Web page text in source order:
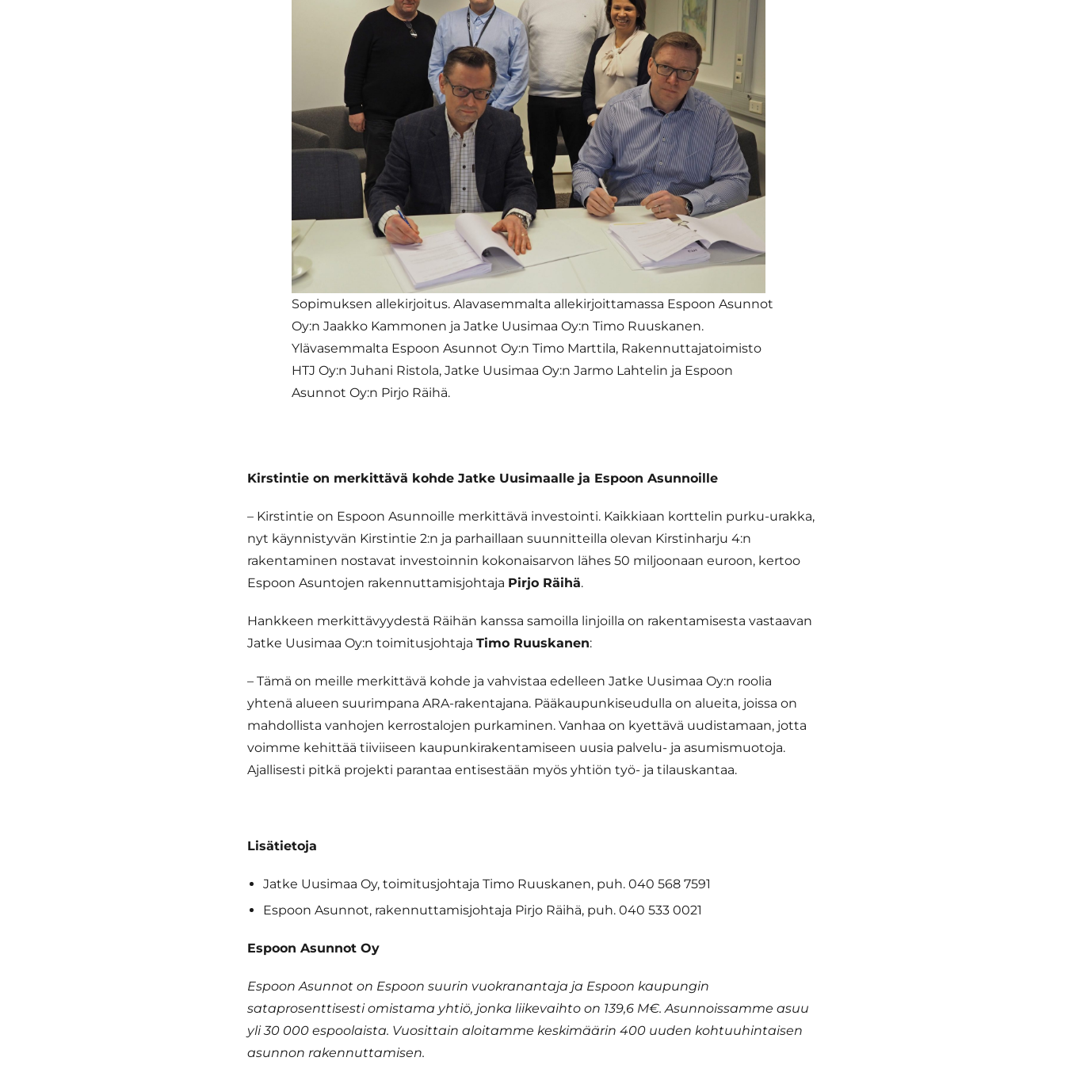
Sopimuksen allekirjoitus. Alavasemmalta allekirjoittamassa Espoon Asunnot
Oy:n Jaakko Kammonen ja Jatke Uusimaa Oy:n Timo Ruuskanen.
Ylävasemmalta Espoon Asunnot Oy:n Timo Marttila, Rakennuttajatoimisto
HTJ Oy:n Juhani Ristola, Jatke Uusimaa Oy:n Jarmo Lahtelin ja Espoon
Asunnot Oy:n Pirjo Räihä.
Kirstintie on merkittävä kohde Jatke Uusimaalle ja Espoon Asunnoille
– Kirstintie on Espoon Asunnoille merkittävä investointi. Kaikkiaan korttelin purku-urakka,
nyt käynnistyvän Kirstintie 2:n ja parhaillaan suunnitteilla olevan Kirstinharju 4:n
rakentaminen nostavat investoinnin kokonaisarvon lähes 50 miljoonaan euroon, kertoo
Espoon Asuntojen rakennuttamisjohtaja Pirjo Räihä.
Hankkeen merkittävyydestä Räihän kanssa samoilla linjoilla on rakentamisesta vastaavan
Jatke Uusimaa Oy:n toimitusjohtaja Timo Ruuskanen:
– Tämä on meille merkittävä kohde ja vahvistaa edelleen Jatke Uusimaa Oy:n roolia
yhtenä alueen suurimpana ARA-rakentajana. Pääkaupunkiseudulla on alueita, joissa on
mahdollista vanhojen kerrostalojen purkaminen. Vanhaa on kyettävä uudistamaan, jotta
voimme kehittää tiiviiseen kaupunkirakentamiseen uusia palvelu- ja asumismuotoja.
Ajallisesti pitkä projekti parantaa entisestään myös yhtiön työ- ja tilauskantaa.
Lisätietoja
Jatke Uusimaa Oy, toimitusjohtaja Timo Ruuskanen, puh. 040 568 7591
Espoon Asunnot, rakennuttamisjohtaja Pirjo Räihä, puh. 040 533 0021
Espoon Asunnot Oy
Espoon Asunnot on Espoon suurin vuokranantaja ja Espoon kaupungin
sataprosenttisesti omistama yhtiö, jonka liikevaihto on 139,6 M€. Asunnoissamme asuu
yli 30 000 espoolaista. Vuosittain aloitamme keskimäärin 400 uuden kohtuuhintaisen
asunnon rakennuttamisen.